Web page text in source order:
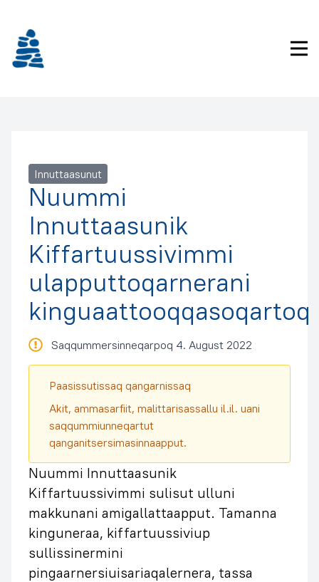
Innuttaasunut
Nuummi
Innuttaasunik
Kiffartuussivimmi
ulapputtoqarnerani
kinguaattooqqasoqartoq
Saqqummersinneqarpoq 4. August 2022
Paasissutissaq qangarnissaq
Akit, ammasarfiit, malittarisassallu il.il. uani
saqqummiunneqartut
qanganitsersimasinnaapput.
Nuummi Innuttaasunik
Kiffartuussivimmi sulisut ulluni
makkunani amigallattaapput. Tamanna
kinguneraa, kiffartuussiviup
sullissinermini
pingaarnersiuisariaqalernera, tassa